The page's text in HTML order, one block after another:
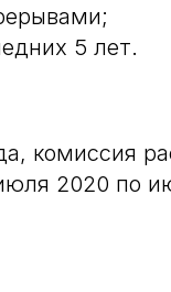
5 лет.
комиссия
2020 по